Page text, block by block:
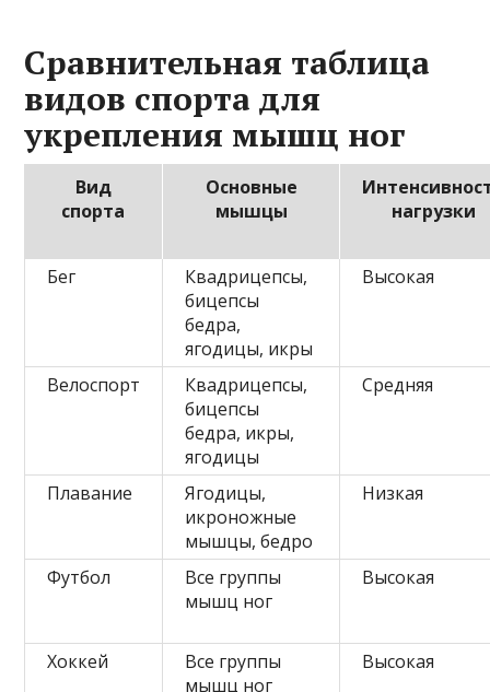
Сравнительная таблица
видов спорта для
укрепления мышц ног
Вид
спорта
Основные
мышцы
нагрузки
Бег
Квадрицепсы,
бицепсы
бедра,
ягодицы, икры
Высокая
Велоспорт
Квадрицепсы,
бицепсы
бедра, икры,
ягодицы
Средняя
Плавание
Ягодицы,
икроножные
мышцы, бедро
Низкая
Футбол
Все группы
мышц ног
Высокая
Хоккей
Все группы
мышц ног
Высокая